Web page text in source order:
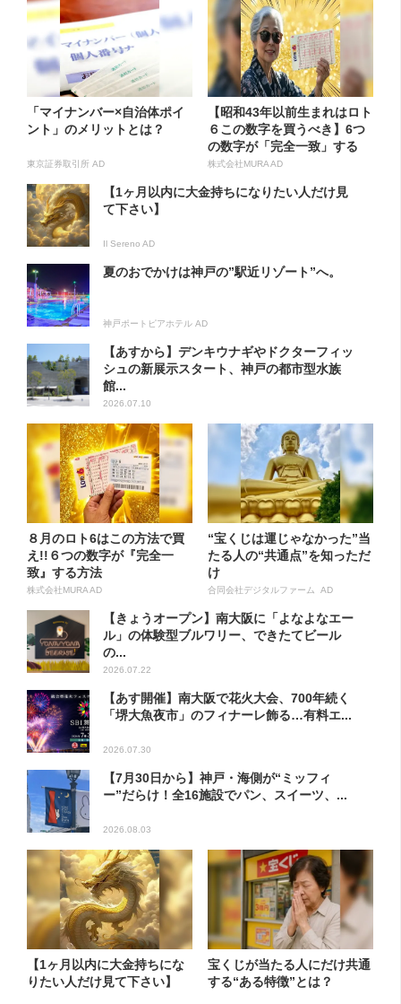
「マイナンバー×自治体ポイ
ント」のメリットとは？
東京証券取引所 AD
【昭和43年以前生まれはロト
６この数字を買うべき】6つ
の数字が「完全一致」する
方...
株式会社MURA AD
【1ヶ月以内に大金持ちになりたい人だけ見
て下さい】
Il Sereno AD
夏のおでかけは神戸の”駅近リゾート”へ。
神戸ポートピアホテル AD
【あすから】デンキウナギやドクターフィッ
シュの新展示スタート、神戸の都市型水族
館...
2026.07.10
８月のロト6はこの方法で買
え!!６つの数字が『完全一
致』する方法
株式会社MURA AD
“宝くじは運じゃなかった”当
たる人の“共通点”を知っただ
け
合同会社デジタルファーム AD
【きょうオープン】南大阪に「よなよなエー
ル」の体験型ブルワリー、できたてビール
の...
2026.07.22
【あす開催】南大阪で花火大会、700年続く
「堺大魚夜市」のフィナーレ飾る…有料エ...
2026.07.30
【7月30日から】神戸・海側が“ミッフィ
ー”だらけ！全16施設でパン、スイーツ、...
2026.08.03
【1ヶ月以内に大金持ちにな
りたい人だけ見て下さい】
宝くじが当たる人にだけ共通
する“ある特徴”とは？